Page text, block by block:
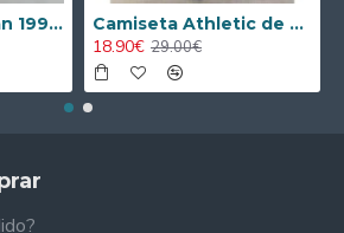
Camiseta AC Milan 1995/1996 Local Retro Camiseta Athletic de Bilbao 2024/2025 Alternativo Niño Kit
18.90€ 29.00€